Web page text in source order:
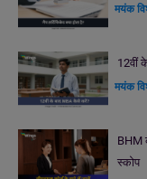
मयंक
12वीं
मयंक
BHM
स्कोप